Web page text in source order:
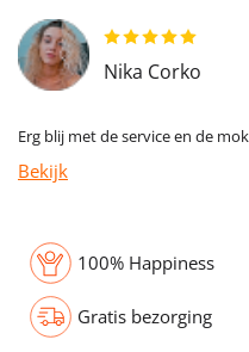
Nika Corko
Erg blij met de service en de
Bekijk
100% Happiness
Gratis bezorging